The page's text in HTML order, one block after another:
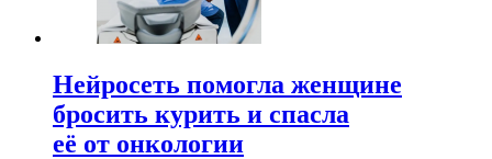
Нейросеть помогла женщине
бросить курить и спасла
её от онкологии